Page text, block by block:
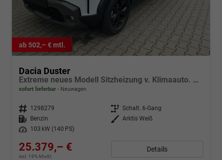
ab 502,– € mtl.
Dacia Duster
Extreme neues Modell Sitzheizung v. Klimaauto. PDC v+h Kamera Tempomat Hands-free K. 17 Zoll Leichtmetallf.
sofort lieferbar Neuwagen
Fahrzeugnr. 1298279 Getriebe Schalt. 6-Gang
Kraftstoff
Benzin Außenfarbe Arktis Weiß
Leistung
103 kW (140 PS)
25.379,– €
incl. 19% MwSt.
Details